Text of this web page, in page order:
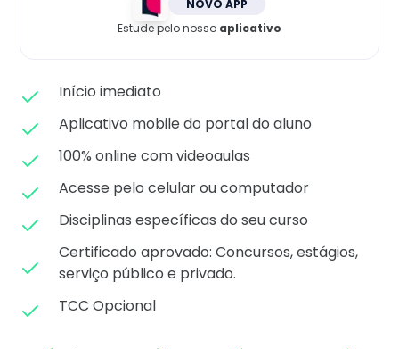
NOVO APP
Estude pelo nosso aplicativo
Início imediato
Aplicativo mobile do portal do aluno
100% online com videoaulas
Acesse pelo celular ou computador
Disciplinas específicas do seu curso
Certificado aprovado: Concursos, estágios,
serviço público e privado.
TCC Opcional